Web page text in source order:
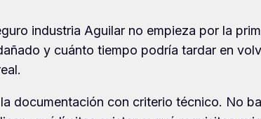
industria Aguilar no empieza por la
y cuánto tiempo podría tardar en
documentación con criterio técnico. No